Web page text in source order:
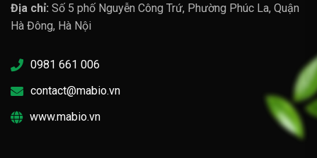
Địa chỉ: Số 5 phố Nguyễn Công Trứ, Phường Phúc La, Quận
Hà Đông, Hà Nội
0981 661 006
contact@mabio.vn
www.mabio.vn